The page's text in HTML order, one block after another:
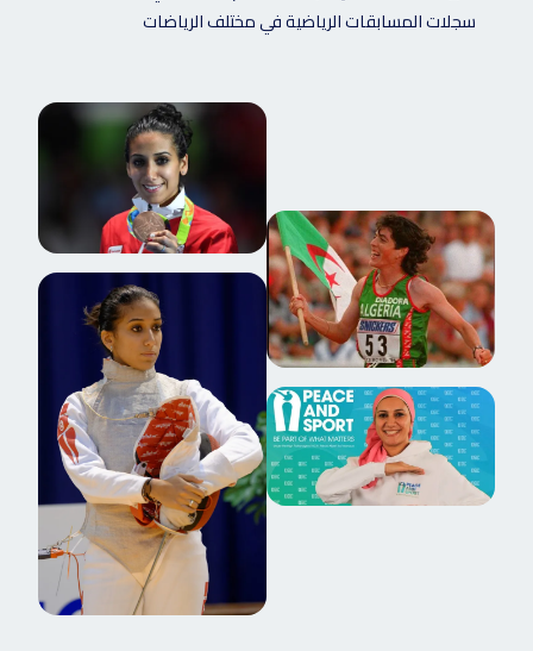
سجلات المسابقات الرياضية في مختلف الرياضات